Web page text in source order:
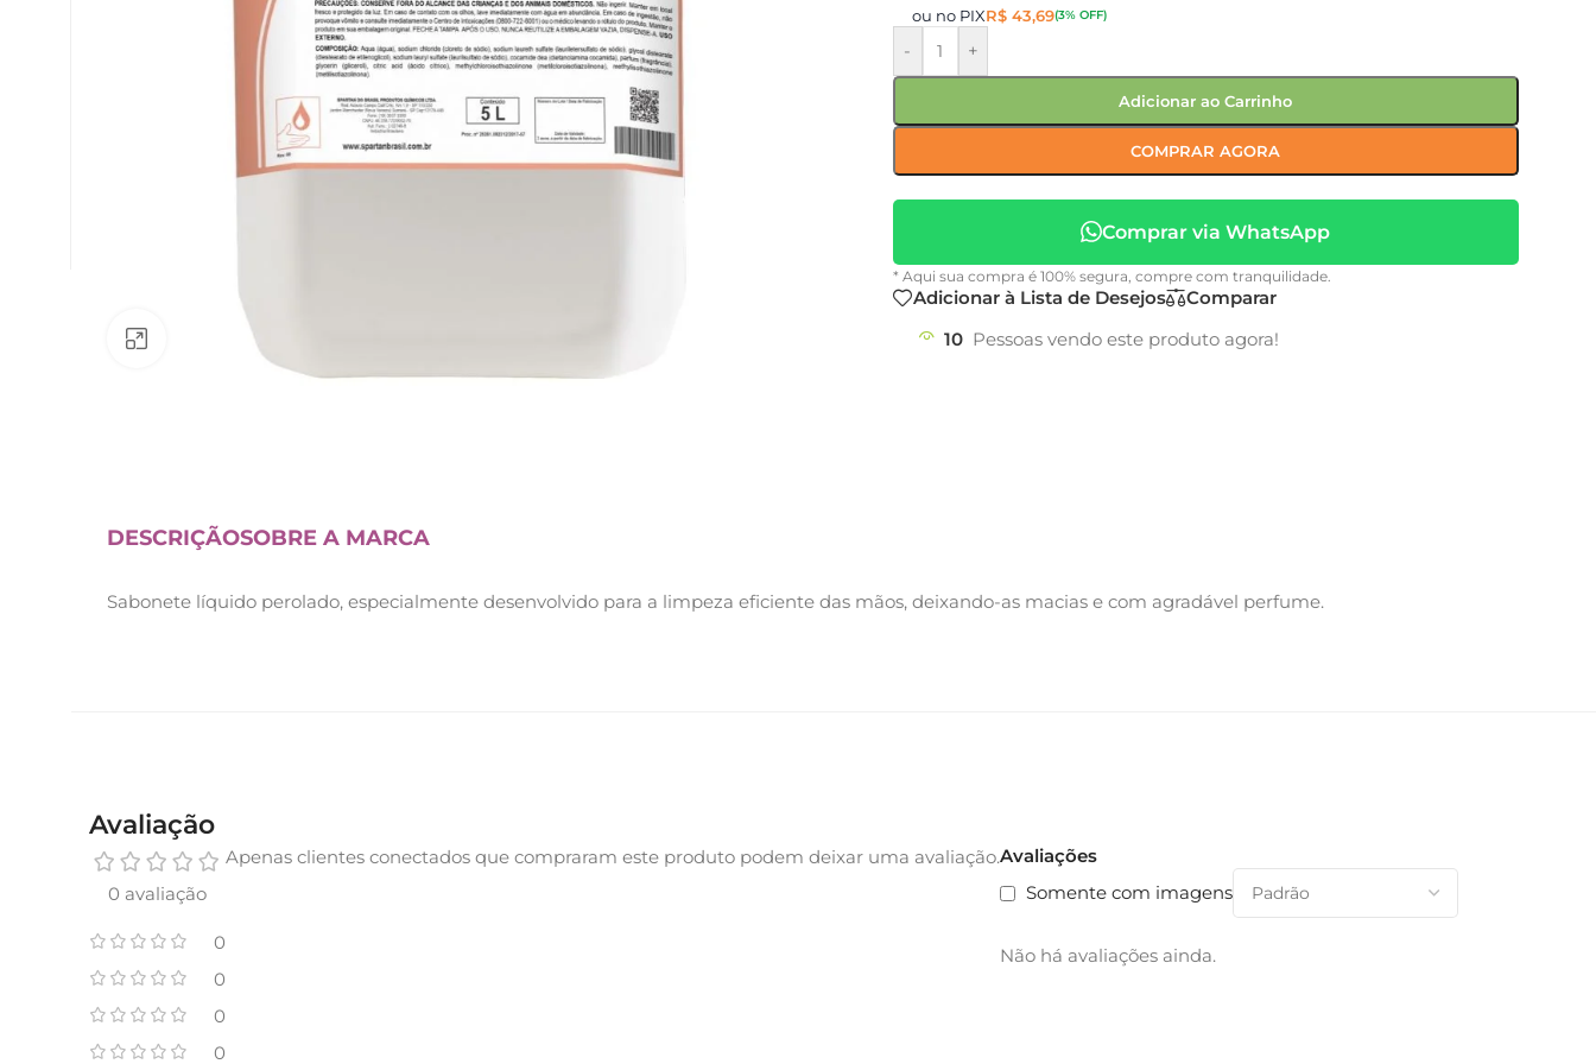
Av. Fábio Ferraz Bicudo, nº 1405
– Jd. Esplanada – Indaiatuba/SP
Clique para ampliar
ou no PIXR$43,69(3% OFF)
- +
Adicionar ao Carrinho
COMPRAR AGORA
Comprar via WhatsApp
* Aqui sua compra é 100% segura, compre com tranquilidade.
Adicionar à Lista de Desejos
Comparar
10 Pessoas vendo este produto agora!
DESCRIÇÃOSOBRE A MARCA
Sabonete líquido perolado, especialmente desenvolvido para a limpeza eficiente das mãos, deixando-as macias e com agradável perfume.
Avaliação
0 avaliação
0
0
0
0
Avaliações
Somente com imagens
Não há avaliações ainda.
Apenas clientes conectados que compraram este produto podem deixar uma avaliação.